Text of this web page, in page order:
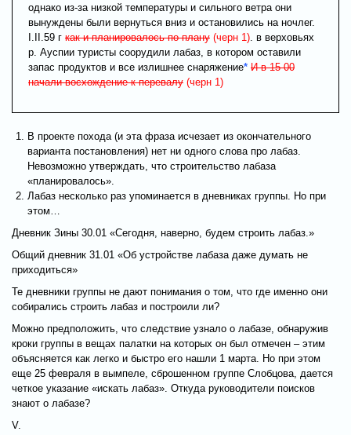
однако из-за низкой температуры и сильного ветра они
вынуждены были вернуться вниз и остановились на ночлег.
I.II.59 г как и планировалось по плану (черн 1) . в верховьях
р. Ауспии туристы соорудили лабаз, в котором оставили
запас продуктов и все излишнее снаряжение* И в 15-00
начали восхождение к перевалу (черн 1)
В проекте похода (и эта фраза исчезает из окончательного
варианта постановления) нет ни одного слова про лабаз.
Невозможно утверждать, что строительство лабаза
«планировалось».
Лабаз несколько раз упоминается в дневниках группы. Но при
этом…
Дневник Зины 30.01 «Сегодня, наверно, будем строить лабаз.»
Общий дневник 31.01 «Об устройстве лабаза даже думать не
приходиться»
Те дневники группы не дают понимания о том, что где именно они
собирались строить лабаз и построили ли?
Можно предположить, что следствие узнало о лабазе, обнаружив
кроки группы в вещах палатки на которых он был отмечен – этим
объясняется как легко и быстро его нашли 1 марта. Но при этом
еще 25 февраля в вымпеле, сброшенном группе Слобцова, дается
четкое указание «искать лабаз». Откуда руководители поисков
знают о лабазе?
V.